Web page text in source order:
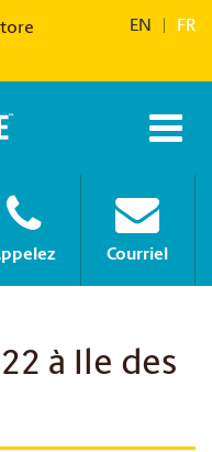
EN FR
Courriel
à Ile des